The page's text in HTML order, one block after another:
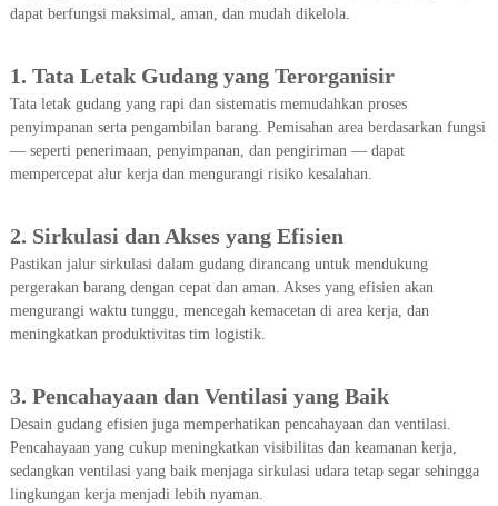
P
B
I
K
dapat berfungsi maksimal, aman, dan mudah dikelola.
1. Tata Letak Gudang yang Terorganisir
Tata letak gudang yang rapi dan sistematis memudahkan proses
penyimpanan serta pengambilan barang. Pemisahan area berdasarkan fungsi
— seperti penerimaan, penyimpanan, dan pengiriman — dapat
mempercepat alur kerja dan mengurangi risiko kesalahan.
2. Sirkulasi dan Akses yang Efisien
Pastikan jalur sirkulasi dalam gudang dirancang untuk mendukung
pergerakan barang dengan cepat dan aman. Akses yang efisien akan
mengurangi waktu tunggu, mencegah kemacetan di area kerja, dan
meningkatkan produktivitas tim logistik.
3. Pencahayaan dan Ventilasi yang Baik
Desain gudang efisien juga memperhatikan pencahayaan dan ventilasi.
Pencahayaan yang cukup meningkatkan visibilitas dan keamanan kerja,
sedangkan ventilasi yang baik menjaga sirkulasi udara tetap segar sehingga
lingkungan kerja menjadi lebih nyaman.